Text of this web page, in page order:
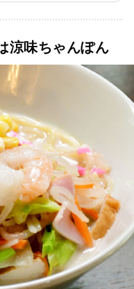
涼味ちゃんぽん